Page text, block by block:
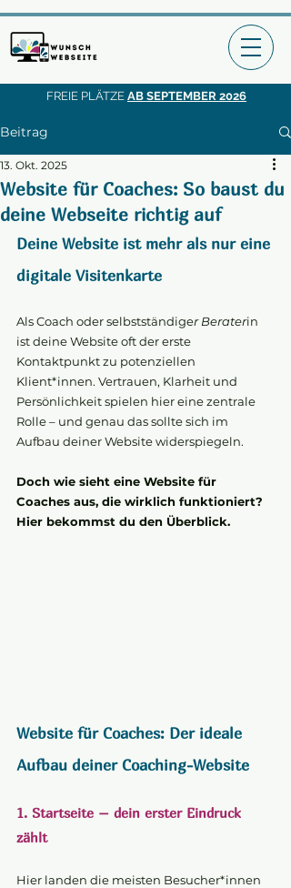
FREIE PLÄTZE AB SEPTEMBER 2026
Beitrag
Website für Coaches: So baust du
deine Webseite richtig auf
13. Okt. 2025
Deine Website ist mehr als nur eine
digitale Visitenkarte
Als Coach oder selbstständiger Beraterin
ist deine Website oft der erste
Kontaktpunkt zu potenziellen
Klient*innen. Vertrauen, Klarheit und
Persönlichkeit spielen hier eine zentrale
Rolle – und genau das sollte sich im
Aufbau deiner Website widerspiegeln.
Doch wie sieht eine Website für
Coaches aus, die wirklich funktioniert?
Hier bekommst du den Überblick.
Website für Coaches: Der ideale
Aufbau deiner Coaching-Website
1. Startseite – dein erster Eindruck
zählt
Hier landen die meisten Besucher*innen